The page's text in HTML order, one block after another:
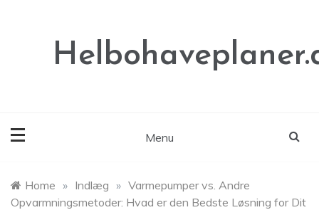
Menu
Home » Indlæg » Varmepumper vs. Andre
Opvarmningsmetoder: Hvad er den Bedste Løsning for Dit